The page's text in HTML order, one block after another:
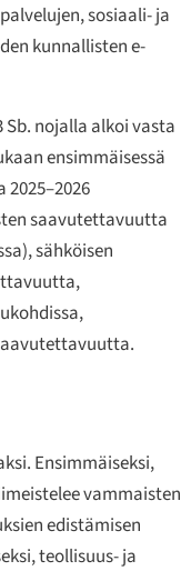
sosiaali- ja
kunnallisten e-
nojalla alkoi vasta
ensimmäisessä
saavutettavuutta
sähköisen
Ensimmäiseksi,
vammaisten
edistämisen
teollisuus- ja